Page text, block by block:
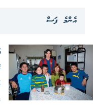
އެންމެ ފަސް